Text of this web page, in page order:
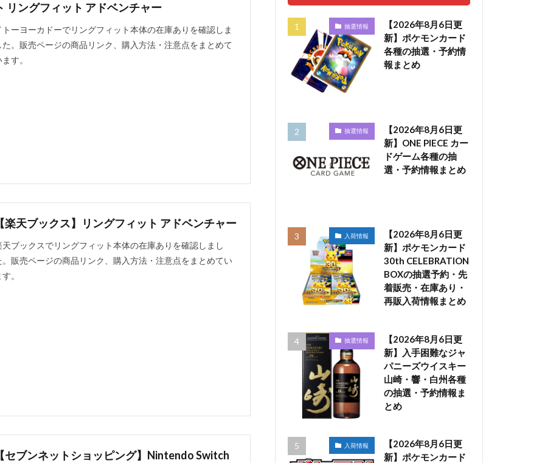
リングフィット アドベンチャー
トーヨーカドーでリングフィット本体の在庫ありを確認しま
た。販売ページの商品リンク、購入方法・注意点をまとめて
す。
楽天ブックス】リングフィット アドベンチャー
天ブックスでリングフィット本体の在庫ありを確認しまし
。販売ページの商品リンク、購入方法・注意点をまとめてい
。
セブンネットショッピング】Nintendo Switch
抽選情報
【2026年8月6日更
新】ポケモンカード
各種の抽選・予約情
報まとめ
抽選情報
【2026年8月6日更
新】ONE PIECE カー
ドゲーム各種の抽
選・予約情報まとめ
入荷情報
【2026年8月6日更
新】ポケモンカード
30th CELEBRATION
BOXの抽選予約・先
着販売・在庫あり・
再販入荷情報まとめ
抽選情報
【2026年8月6日更
新】入手困難なジャ
パニーズウイスキー
山崎・響・白州各種
の抽選・予約情報ま
とめ
入荷情報
【2026年8月6日更
新】ポケモンカード